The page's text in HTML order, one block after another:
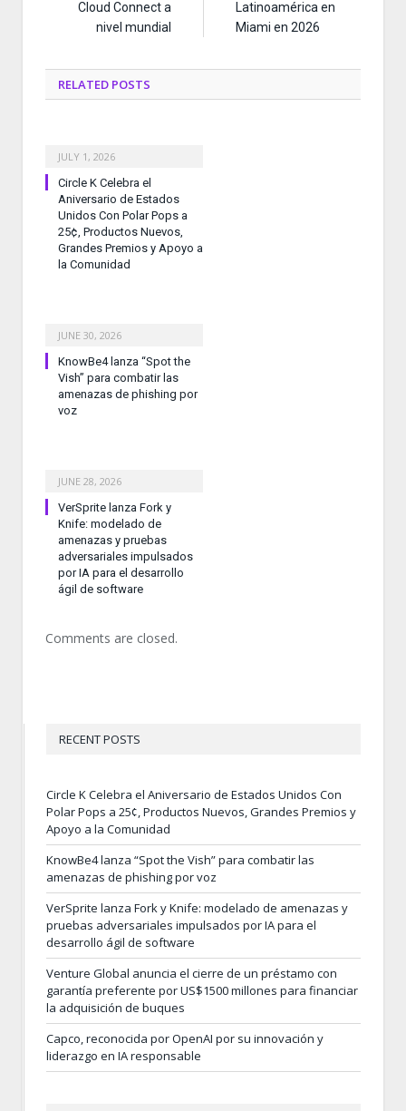
Cloud Connect a
nivel mundial
Latinoamérica en
Miami en 2026
RELATED POSTS
JULY 1, 2026
Circle K Celebra el
Aniversario de Estados
Unidos Con Polar Pops a
25¢, Productos Nuevos,
Grandes Premios y Apoyo a
la Comunidad
JUNE 30, 2026
KnowBe4 lanza “Spot the
Vish” para combatir las
amenazas de phishing por
voz
JUNE 28, 2026
VerSprite lanza Fork y
Knife: modelado de
amenazas y pruebas
adversariales impulsados
por IA para el desarrollo
ágil de software
Comments are closed.
RECENT POSTS
Circle K Celebra el Aniversario de Estados Unidos Con
Polar Pops a 25¢, Productos Nuevos, Grandes Premios y
Apoyo a la Comunidad
KnowBe4 lanza “Spot the Vish” para combatir las
amenazas de phishing por voz
VerSprite lanza Fork y Knife: modelado de amenazas y
pruebas adversariales impulsados por IA para el
desarrollo ágil de software
Venture Global anuncia el cierre de un préstamo con
garantía preferente por US$1500 millones para financiar
la adquisición de buques
Capco, reconocida por OpenAI por su innovación y
liderazgo en IA responsable